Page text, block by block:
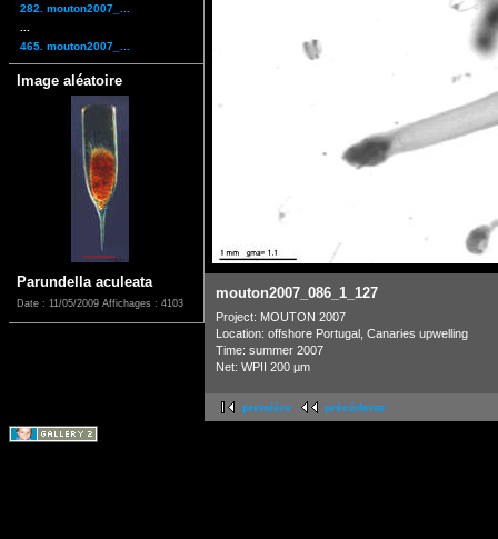
282. mouton2007_...
465. mouton2007_...
Image aléatoire
Parundella aculeata
Date : 11/05/2009 Affichages : 4103
mouton2007_086_1_127
Project: MOUTON 2007
Location: offshore Portugal, Canaries upwelling
Time: summer 2007
Net: WPII 200 µm
première précédente